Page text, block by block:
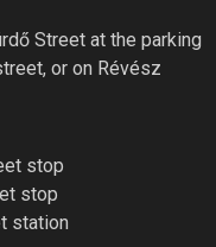
Street at the parking
or on Révész
stop
stop
station